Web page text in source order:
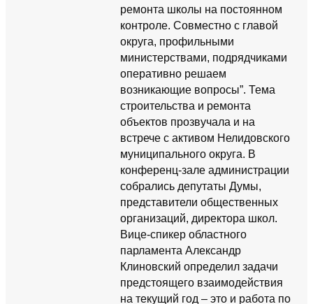
ремонта школы на постоянном
контроле. Совместно с главой
округа, профильными
министерствами, подрядчиками
оперативно решаем
возникающие вопросы”. Тема
строительства и ремонта
объектов прозвучала и на
встрече с активом Нелидовского
муниципального округа. В
конференц-зале администрации
собрались депутаты Думы,
представители общественных
организаций, директора школ.
Вице-спикер областного
парламента Александр
Клиновский определил задачи
предстоящего взаимодействия
на текущий год – это и работа по